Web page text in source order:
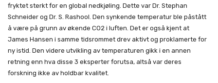
fryktet sterkt for en global nedkjøling. Dette var Dr. Stephan
Schneider og Dr. S. Rashool. Den synkende temperatur ble påstått
å være på grunn av økende CO2 i luften. Det er også kjent at
James Hansen i samme tidsrommet drev aktivt og proklamerte for
ny istid. Den videre utvikling av temperaturen gikk i en annen
retning enn hva disse 3 eksperter forutsa, altså var deres
forskning ikke av holdbar kvalitet.